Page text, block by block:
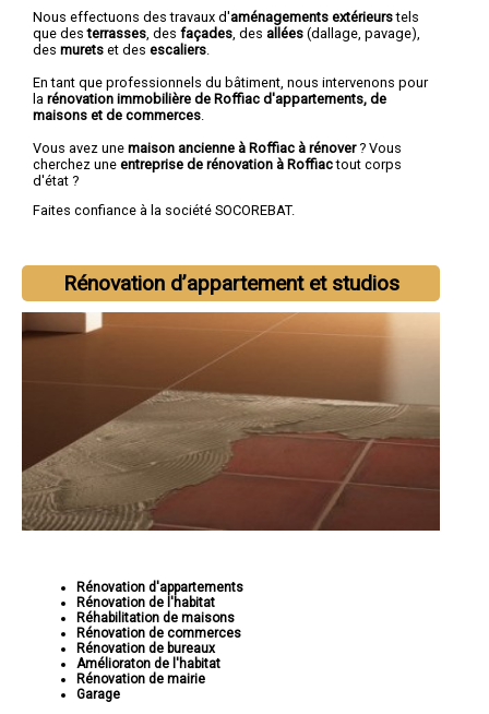
Nous effectuons des travaux d'aménagements extérieurstels
que desterrasses , des façades , des allées (dallage, pavage),
des murets et des escaliers
En tant que professionnels du bâtiment, nous intervenons pour
la rénovation immobilière de Roffiac d'appartements, de
maisons et de commerces
Vous avez une maison ancienne à Roffiac à rénover? Vous
cherchez une entreprise de rénovation à Roffiactout corps
d'état ?
Faites confiance à la société SOCOREBAT.
Rénovation d’appartement et studios
Rénovation d'appartements
Rénovation de l'habitat
Réhabilitation de maisons
Rénovation de commerces
Rénovation de bureaux
Amélioraton de l'habitat
Rénovation de mairie
Garage